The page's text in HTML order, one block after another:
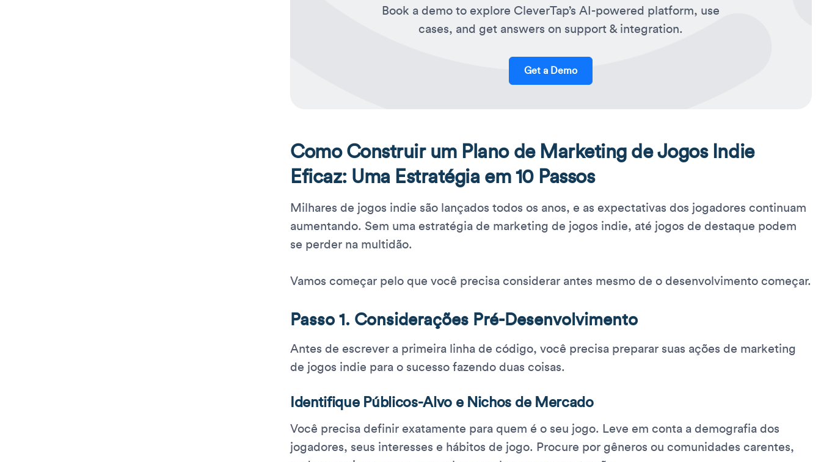
Book a demo to explore CleverTap’s AI-powered platform, use
cases, and get answers on support & integration.
Get a Demo
Como Construir um Plano de Marketing de Jogos Indie
Eficaz: Uma Estratégia em 10 Passos
Milhares de jogos indie são lançados todos os anos, e as expectativas dos jogadores continuam
aumentando. Sem uma estratégia de marketing de jogos indie, até jogos de destaque podem
se perder na multidão.
Vamos começar pelo que você precisa considerar antes mesmo de o desenvolvimento começar.
Passo 1. Considerações Pré-Desenvolvimento
Antes de escrever a primeira linha de código, você precisa preparar suas ações de marketing
de jogos indie para o sucesso fazendo duas coisas.
Identifique Públicos-Alvo e Nichos de Mercado
Você precisa definir exatamente para quem é o seu jogo. Leve em conta a demografia dos
jogadores, seus interesses e hábitos de jogo. Procure por gêneros ou comunidades carentes,